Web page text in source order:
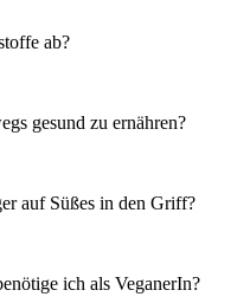
ab?
gesund zu ernähren?
auf Süßes in den Griff?
ich als VeganerIn?